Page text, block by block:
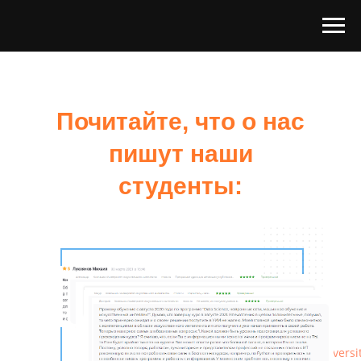
https://zoon.ru/msk/trainings/
Почитайте, что о нас
пишут наши
студенты: